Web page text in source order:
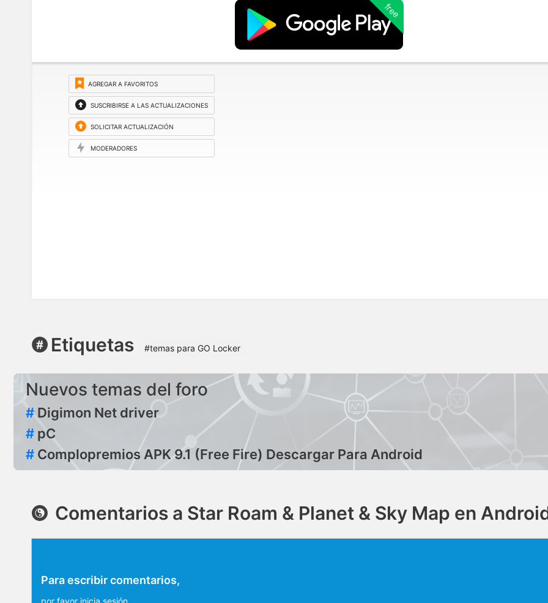
free
AGREGAR A FAVORITOS
SUSCRIBIRSE A LAS ACTUALIZACIONES
SOLICITAR ACTUALIZACIÓN
MODERADORES
Etiquetas #temas para GO Locker
Nuevos temas del foro
# Digimon Net driver
# pC
# Complopremios APK 9.1 (Free Fire) Descargar Para Android
Comentarios a Star Roam & Planet & Sky Map en
Para escribir comentarios,
por favor inicia sesión